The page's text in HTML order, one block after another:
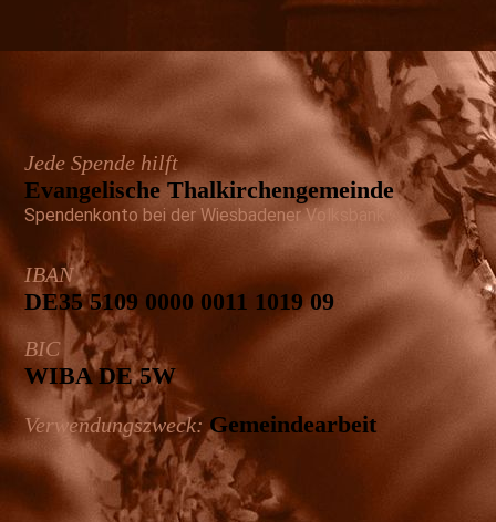
Jede Spende hilft
Evangelische Thal­kirchen­gemeinde
Spendenkonto bei der Wiesbadener Volksbank
IBAN
DE35 5109 0000 0011 1019 09
BIC
WIBA DE 5W
Verwendungszweck:Gemeinde­arbeit